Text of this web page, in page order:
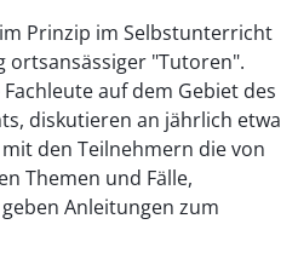
Prinzip im Selbstunterricht
"Tutoren".
auf dem Gebiet des
diskutieren an jährlich etwa
den Teilnehmern die von
Themen und Fälle,
Anleitungen zum